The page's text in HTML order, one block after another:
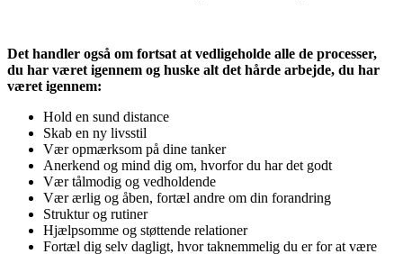
Det handler også om fortsat at vedligeholde alle de processer,
du har været igennem og huske alt det hårde arbejde, du har
været igennem:
Hold en sund distance
Skab en ny livsstil
Vær opmærksom på dine tanker
Anerkend og mind dig om, hvorfor du har det godt
Vær tålmodig og vedholdende
Vær ærlig og åben, fortæl andre om din forandring
Struktur og rutiner
Hjælpsomme og støttende relationer
Fortæl dig selv dagligt, hvor taknemmelig du er for at være